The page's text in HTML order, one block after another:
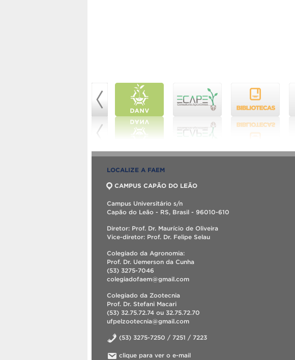
LOCALIZE A FAEM
CAMPUS CAPÃO DO LEÃO
Campus Universitário s/n
Capão do Leão - RS, Brasil - 96010-610
Diretor: Prof. Dr. Maurício de Oliveira
Vice-diretor: Prof. Dr. Felipe Selau
Colegiado da Agronomia:
Prof. Dr. Uemerson da Cunha
(53) 3275-7046
colegiadofaem@gmail.com
Colegiado da Zootecnia
Prof. Dr. Stefani Macari
(53) 32.75.72.74 ou 32.75.72.70
ufpelzootecnia@gmail.com
(53) 3275-7250 / 7251 / 7223
clique para ver o e-mail